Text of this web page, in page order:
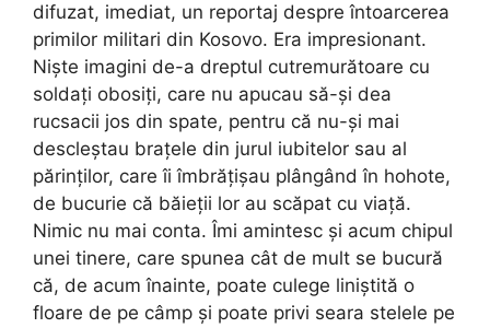
difuzat, imediat, un reportaj despre întoarcerea
primilor militari din Kosovo. Era impresionant.
Niște imagini de-a dreptul cutremurătoare cu
soldați obosiți, care nu apucau să-și dea
rucsacii jos din spate, pentru că nu-și mai
descleștau brațele din jurul iubitelor sau al
părinților, care îi îmbrățișau plângând în hohote,
de bucurie că băieții lor au scăpat cu viață.
Nimic nu mai conta. Îmi amintesc și acum chipul
unei tinere, care spunea cât de mult se bucură
că, de acum înainte, poate culege liniștită o
floare de pe câmp și poate privi seara stelele pe